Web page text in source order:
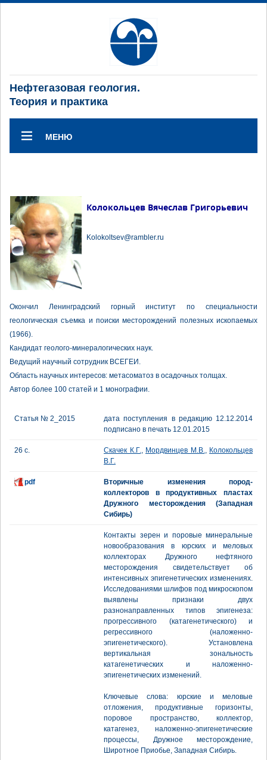
Нефтегазовая геология.
Теория и практика
МЕНЮ
Колокольцев Вячеслав Григорьевич
Kolokoltsev@rambler.ru
Окончил Ленинградский горный институт по специальности
геологическая съемка и поиски месторождений полезных ископаемых
(1966).
Кандидат геолого-минералогических наук.
Ведущий научный сотрудник ВСЕГЕИ.
Область научных интересов: метасоматоз в осадочных толщах.
Автор более 100 статей и 1 монографии.
Статья № 2_2015
дата поступления в редакцию 12.12.2014
подписано в печать 12.01.2015
26 с. Скачек К.Г., Мордвинцев М.В., Колокольцев
В.Г.
pdf
Вторичные изменения пород-
коллекторов в продуктивных пластах
Дружного месторождения (Западная
Сибирь)
Контакты зерен и поровые минеральные
новообразования в юрских и меловых
коллекторах Дружного нефтяного
месторождения свидетельствует об
интенсивных эпигенетических изменениях.
Исследованиями шлифов под микроскопом
выявлены признаки двух
разнонаправленных типов эпигенеза:
прогрессивного (катагенетического) и
регрессивного (наложенно-
эпигенетического). Установлена
вертикальная зональность
катагенетических и наложенно-
эпигенетических изменений.
Ключевые слова: юрские и меловые
отложения, продуктивные горизонты,
поровое пространство, коллектор,
катагенез, наложенно-эпигенетические
процессы, Дружное месторождение,
Широтное Приобье, Западная Сибирь.